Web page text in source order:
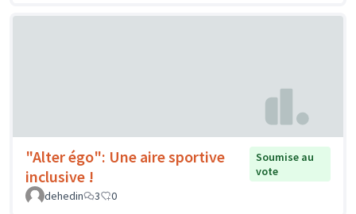
"Alter égo": Une aire sportive
inclusive !
Soumise au
vote
dehedin
3 0